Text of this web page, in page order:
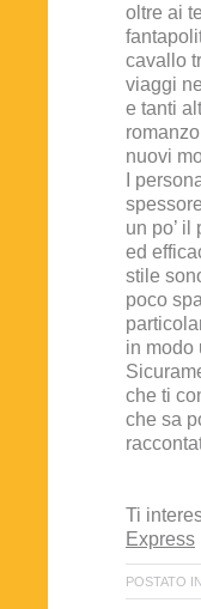
oltre ai
cavallo
viaggi
e tanti
nuovi
I
un po’
ed
stile
poco
in modo
che ti
che sa
Ti
Express
POSTATO IN